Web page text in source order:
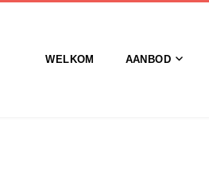
WELKOM AANBOD